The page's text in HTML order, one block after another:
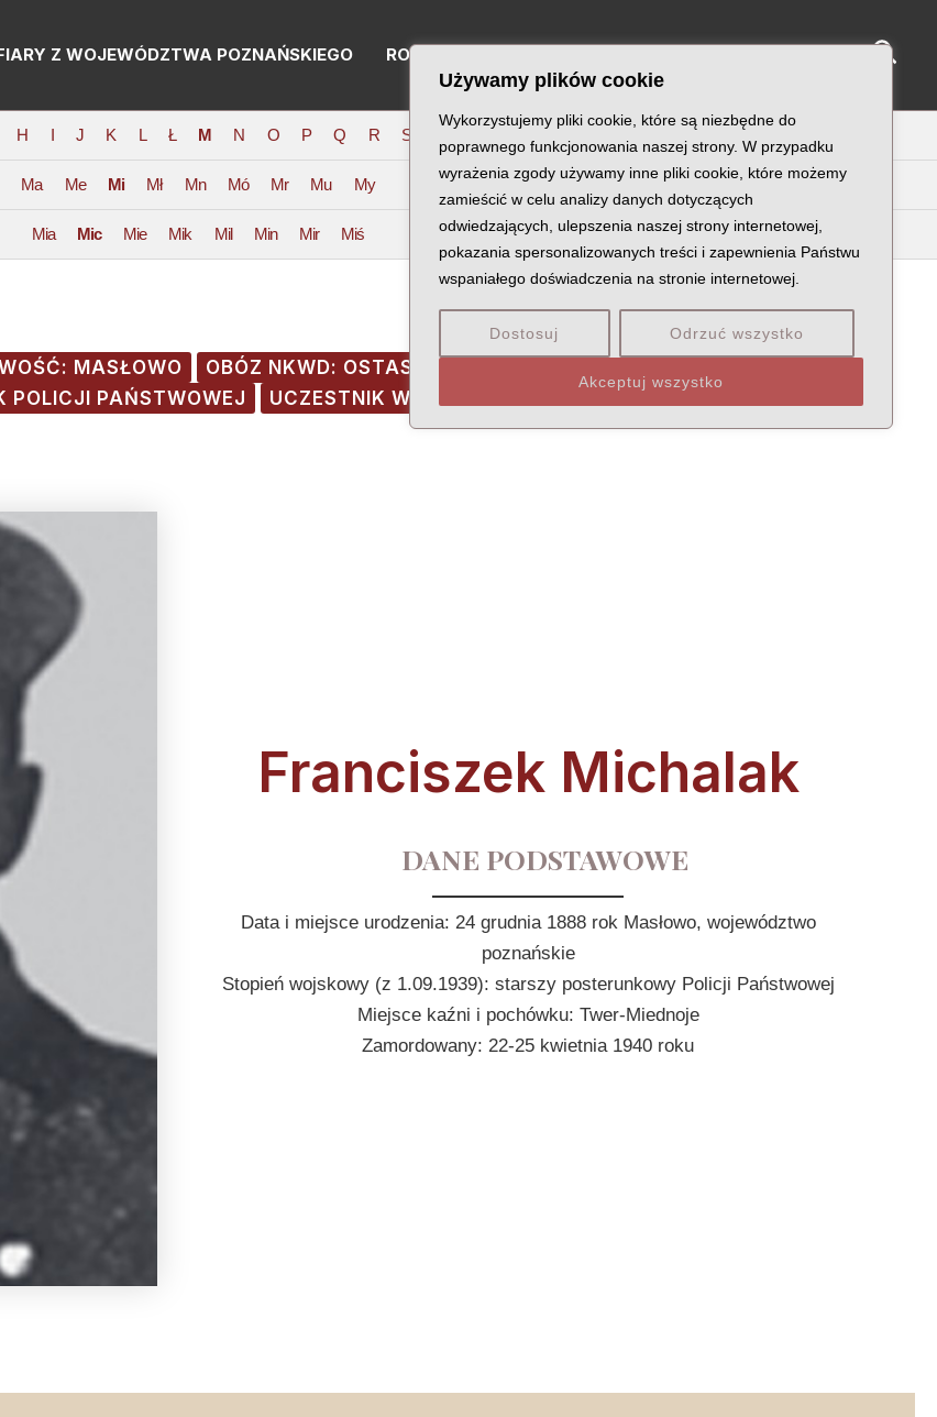
Używamy plików cookie
Wykorzystujemy pliki cookie, które są niezbędne do
poprawnego funkcjonowania naszej strony. W przypadku
wyrażenia zgody używamy inne pliki cookie, które możemy
zamieścić w celu analizy danych dotyczących
odwiedzających, ulepszenia naszej strony internetowej,
pokazania spersonalizowanych treści i zapewnienia Państwu
wspaniałego doświadczenia na stronie internetowej.
Dostosuj Odrzuć wszystko
Akceptuj wszystko
Z WOJEWÓDZTWA POZNAŃSKIEGO RODZINY KATYŃSKIE
H I J K L Ł M N O P Q R S
Ma Me Mi Mł Mn Mó Mr Mu My
Mia Mic Mie Mik Mil Min Mir Miś
MASŁOWO OBÓZ NKWD: OSTASZKÓW
POLICJI PAŃSTWOWEJ UCZESTNIK WOJNY POLSKO-BOLSZEWICKIEJ
Franciszek Michalak
DANE PODSTAWOWE
Data i miejsce urodzenia: 24 grudnia 1888 rok Masłowo, województwo
poznańskie
Stopień wojskowy (z 1.09.1939): starszy posterunkowy Policji Państwowej
Miejsce kaźni i pochówku: Twer-Miednoje
Zamordowany: 22-25 kwietnia 1940 roku